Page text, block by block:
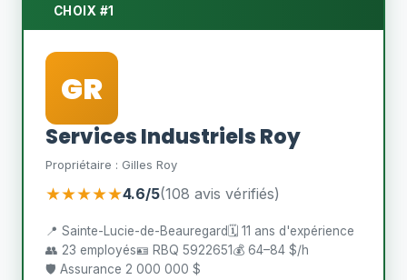
CHOIX #1
GR
Services Industriels Roy
Propriétaire : Gilles Roy
★★★★★4.6/5(108 avis vérifiés)
📍 Sainte-Lucie-de-Beauregard 🗓️ 11 ans d'expérience
👥 23 employés🪪 RBQ 5922651💰 64–84 $/h
🛡️ Assurance 2 000 000 $